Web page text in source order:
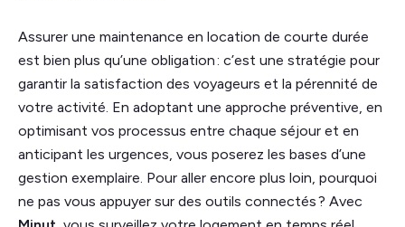
Assurer une maintenance en location de courte durée
est bien plus qu’une obligation : c’est une stratégie pour
garantir la satisfaction des voyageurs et la pérennité de
votre activité. En adoptant une approche préventive, en
optimisant vos processus entre chaque séjour et en
anticipant les urgences, vous poserez les bases d’une
gestion exemplaire. Pour aller encore plus loin, pourquoi
ne pas vous appuyer sur des outils connectés ? Avec